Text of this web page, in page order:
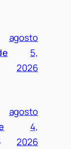
agosto
5,
2026
agosto
4,
2026